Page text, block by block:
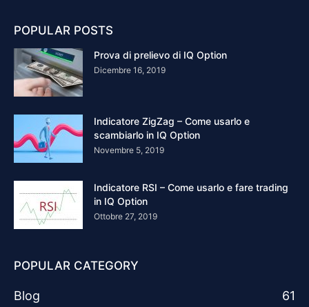
POPULAR POSTS
Prova di prelievo di IQ Option
Dicembre 16, 2019
Indicatore ZigZag – Come usarlo e
scambiarlo in IQ Option
Novembre 5, 2019
Indicatore RSI – Come usarlo e fare trading
in IQ Option
Ottobre 27, 2019
POPULAR CATEGORY
Blog
61